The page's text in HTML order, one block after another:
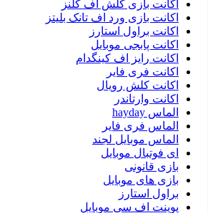
اکانت بازی کلش اف کلنز
اکانت بازی ورد اف تانک بلیتز
اکانت براول استارز
اکانت پابجی موبایل
اکانت رایز اف کینگدام
اکانت فری فایر
اکانت کلش رویال
اکانت وارتاندر
الماس hayday
الماس فری فایر
الماس موبایل لجند
ای فوتبال موبایل
بازی قانونی
بازی های موبایل
براول استارز
پوینت اف سی موبایل